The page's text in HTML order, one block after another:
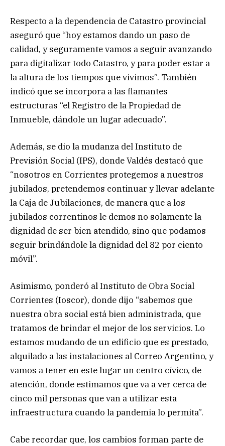
Respecto a la dependencia de Catastro provincial
aseguró que “hoy estamos dando un paso de
calidad, y seguramente vamos a seguir avanzando
para digitalizar todo Catastro, y para poder estar a
la altura de los tiempos que vivimos”. También
indicó que se incorpora a las flamantes
estructuras “el Registro de la Propiedad de
Inmueble, dándole un lugar adecuado”.
Además, se dio la mudanza del Instituto de
Previsión Social (IPS), donde Valdés destacó que
“nosotros en Corrientes protegemos a nuestros
jubilados, pretendemos continuar y llevar adelante
la Caja de Jubilaciones, de manera que a los
jubilados correntinos le demos no solamente la
dignidad de ser bien atendido, sino que podamos
seguir brindándole la dignidad del 82 por ciento
móvil”.
Asimismo, ponderó al Instituto de Obra Social
Corrientes (Ioscor), donde dijo “sabemos que
nuestra obra social está bien administrada, que
tratamos de brindar el mejor de los servicios. Lo
estamos mudando de un edificio que es prestado,
alquilado a las instalaciones al Correo Argentino, y
vamos a tener en este lugar un centro cívico, de
atención, donde estimamos que va a ver cerca de
cinco mil personas que van a utilizar esta
infraestructura cuando la pandemia lo permita”.
Cabe recordar que, los cambios forman parte de